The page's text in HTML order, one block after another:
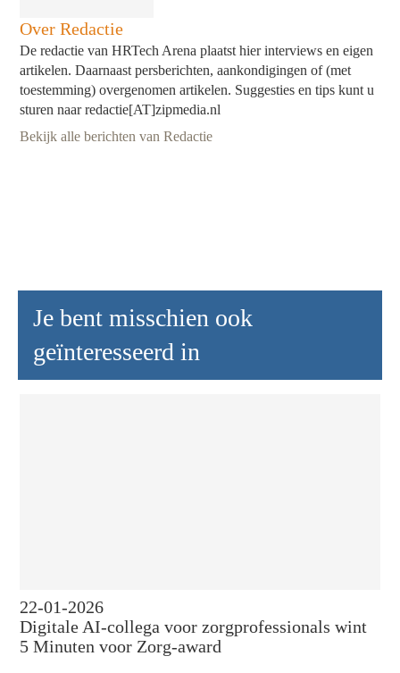
Over Redactie
De redactie van HRTech Arena plaatst hier interviews en eigen
artikelen. Daarnaast persberichten, aankondigingen of (met
toestemming) overgenomen artikelen. Suggesties en tips kunt u
sturen naar redactie[AT]zipmedia.nl
Bekijk alle berichten van Redactie
Je bent misschien ook
geïnteresseerd in
22-01-2026
Digitale AI-collega voor zorgprofessionals wint
5 Minuten voor Zorg-award